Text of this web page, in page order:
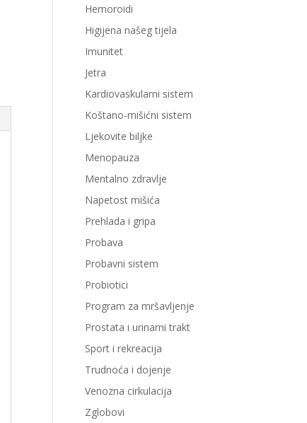
Hemoroidi
Higijena našeg tijela
Imunitet
Jetra
Kardiovaskularni sistem
Koštano-mišićni sistem
Ljekovite biljke
Menopauza
Mentalno zdravlje
Napetost mišića
Prehlada i gripa
Probava
Probavni sistem
Probiotici
Program za mršavljenje
Prostata i urinarni trakt
Sport i rekreacija
Trudnoća i dojenje
Venozna cirkulacija
Zglobovi